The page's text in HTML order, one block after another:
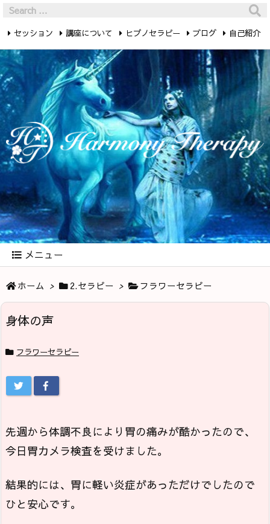
メニュー
セッション 講座について ヒプノセラピー ブログ 自己紹介
最新記事 お問い合わせ
ホーム > 2.セラピー > フラワーセラピー
身体の声
フラワーセラピー
先週から体調不良により胃の痛みが酷かったので、
今日胃カメラ検査を受けました。
結果的には、胃に軽い炎症があっただけでしたので
ひと安心です。